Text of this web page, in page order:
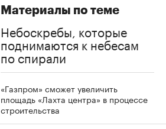
Материалы по теме
Небоскребы, которые
поднимаются к небесам
по спирали
«Газпром» сможет увеличить
площадь «Лахта центра» в процессе
строительства